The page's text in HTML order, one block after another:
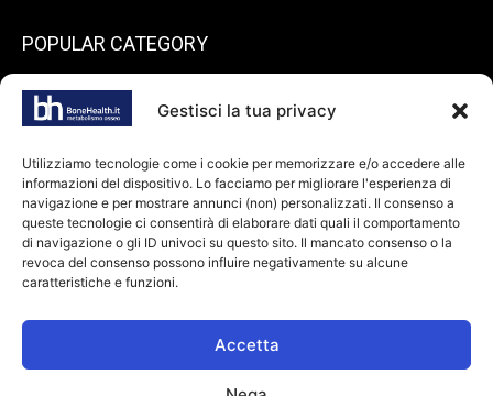
Gestisci la tua privacy
Utilizziamo tecnologie come i cookie per memorizzare e/o accedere alle
informazioni del dispositivo. Lo facciamo per migliorare l'esperienza di
navigazione e per mostrare annunci (non) personalizzati. Il consenso a
queste tecnologie ci consentirà di elaborare dati quali il comportamento
di navigazione o gli ID univoci su questo sito. Il mancato consenso o la
revoca del consenso possono influire negativamente su alcune
caratteristiche e funzioni.
Accetta
POPULAR CATEGORY
endocrinologia
Spazio pazienti
73
reumatologia
45
ortopedia
40
odontoiatria
36
Farmaci
34
dietologia
oncologia
24